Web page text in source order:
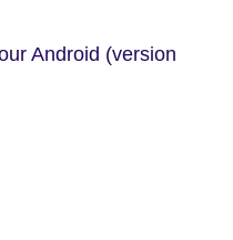
Android (version